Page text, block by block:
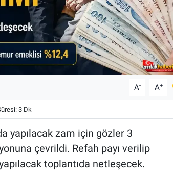
A- A+
3 Dk
yapılacak zam için gözler 3
çevrildi. Refah payı verilip
toplantıda netleşecek.